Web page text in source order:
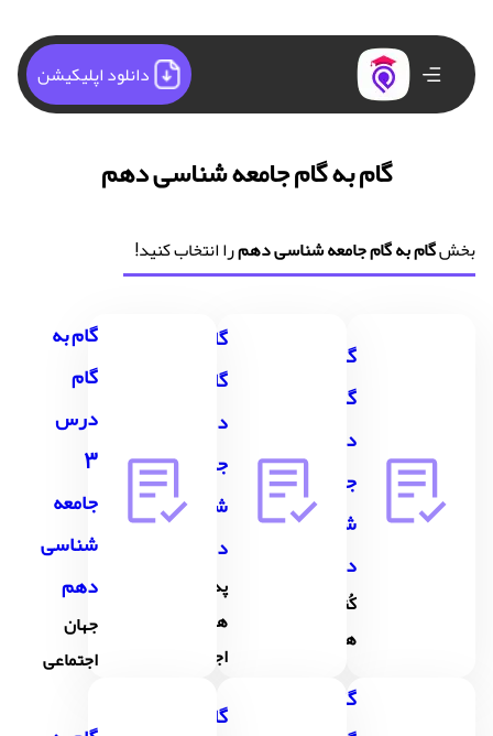
دانلود اپلیکیشن
گام به گام جامعه شناسی دهم
بخشگام به گام جامعه شناسی دهمرا انتخاب کنید!
گام به
گام
جامعه
شناسی
دهم
کُنش
های ما
گام به
گام
جامعه
شناسی
دهم
پدیده
های
اجتماعی
گام به
گام
درس
3
جامعه
شناسی
دهم
جهان
اجتماعی
گام به
گام به